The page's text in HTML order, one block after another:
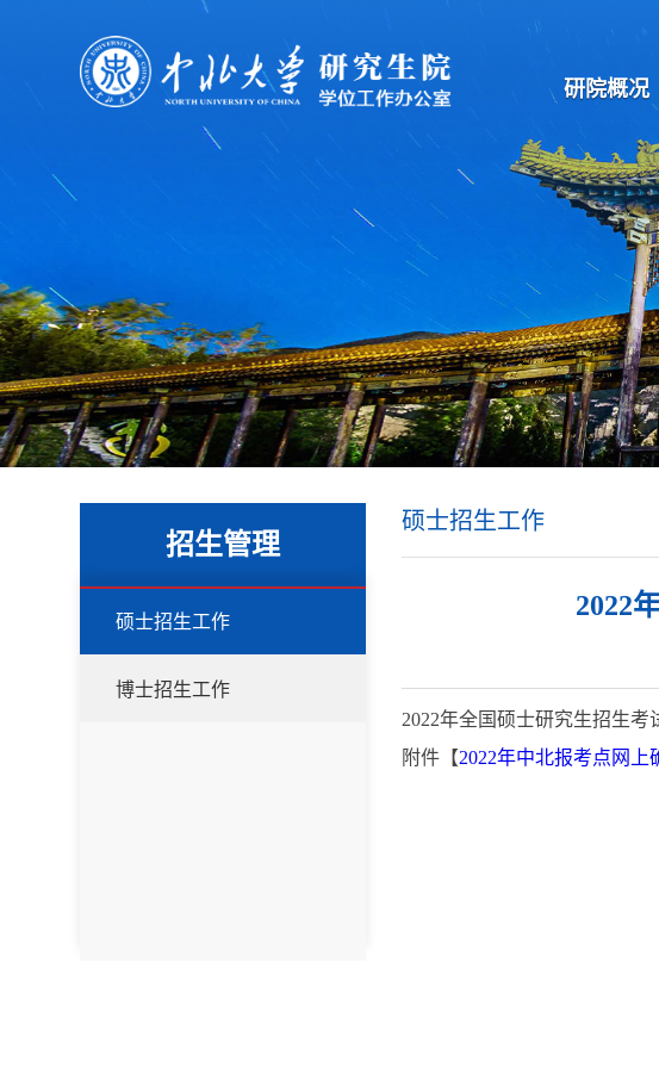
研院概况
招生管理
硕士招生工作
博士招生工作
硕士招生工作
2022
2022年全国硕士研究生招生考
附件【2022年中北报考点网上